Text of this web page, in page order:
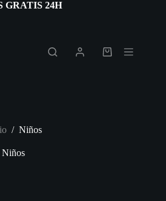
GRATIS 24H
Carro
/ Niños
Niños